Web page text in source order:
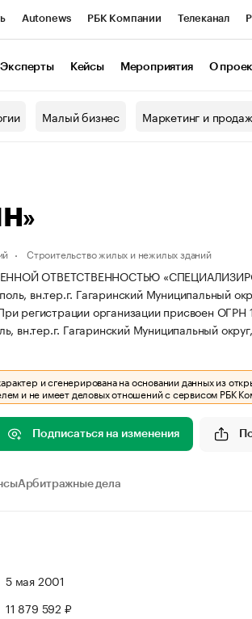
Autonews РБК Компании Телеканал
Эксперты Кейсы Мероприятия О
Малый бизнес Маркетинг и
Строительство жилых и нежилых зданий
ОТВЕТСТВЕННОСТЬЮ
вн.тер.г. Гагаринский Муниципальный
регистрации организации присвоен
вн.тер.г. Гагаринский Муниципальный
и сгенерирована на основании данных из
и не имеет деловых отношений с сервисом РБК
Подписаться на изменения
Арбитражные дела
5 мая 2001
11 879 592 ₽